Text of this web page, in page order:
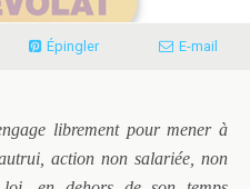
Épingler E-mail
librement pour mener à
action non salariée, non